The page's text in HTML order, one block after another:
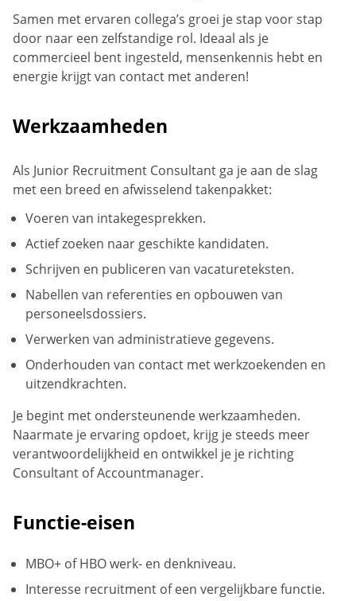
Samen met ervaren collega’s groei je stap voor stap
door naar een zelfstandige rol. Ideaal als je
commercieel bent ingesteld, mensenkennis hebt en
energie krijgt van contact met anderen!
Werkzaamheden
Als Junior Recruitment Consultant ga je aan de slag
met een breed en afwisselend takenpakket:
Voeren van intakegesprekken.
Actief zoeken naar geschikte kandidaten.
Schrijven en publiceren van vacatureteksten.
Nabellen van referenties en opbouwen van
personeelsdossiers.
Verwerken van administratieve gegevens.
Onderhouden van contact met werkzoekenden en
uitzendkrachten.
Je begint met ondersteunende werkzaamheden.
Naarmate je ervaring opdoet, krijg je steeds meer
verantwoordelijkheid en ontwikkel je je richting
Consultant of Accountmanager.
Functie-eisen
MBO+ of HBO werk- en denkniveau.
Interesse recruitment of een vergelijkbare functie.